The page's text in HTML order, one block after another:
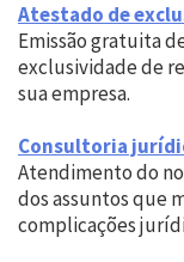
Atestado de
Emissão gratuita
exclusividade de
sua empresa.
Consultoria
Atendimento do
dos assuntos que
complicações